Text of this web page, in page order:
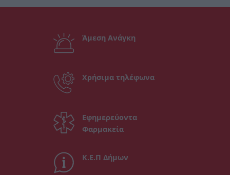
Άμεση Ανάγκη
Χρήσιμα τηλέφωνα
Εφημερεύοντα
Φαρμακεία
Κ.Ε.Π Δήμων